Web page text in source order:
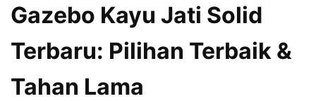
Gazebo Kayu Jati Solid
Terbaru: Pilihan Terbaik &
Tahan Lama